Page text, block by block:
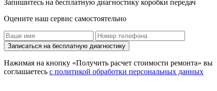
Запишитесь на бесплатную диагностику коробки передач
Оцените наш сервис самостоятельно
Записаться на бесплатную диагностику
Нажимая на кнопку «Получить расчет стоимости ремонта» вы
соглашаетесь с политикой обработки персональных данных